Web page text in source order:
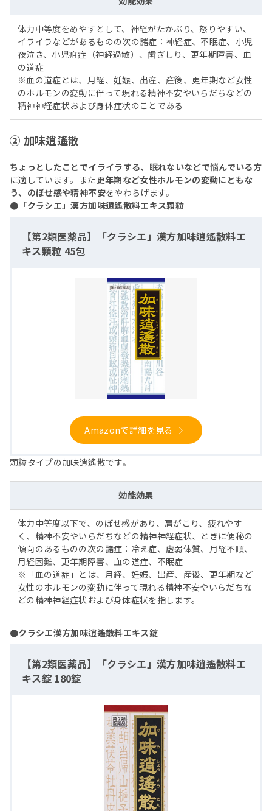
体力中等度をめやすとして、神経がたかぶり、怒りやすい、
イライラなどがあるものの次の諸症：神経症、不眠症、小児
夜泣き、小児疳症（神経過敏）、歯ぎしり、更年期障害、血
の道症
※血の道症とは、月経、妊娠、出産、産後、更年期など女性
のホルモンの変動に伴って現れる精神不安やいらだちなどの
精神神経症状および身体症状のことである
② 加味逍遙散
ちょっとしたことでイライラする、眠れないなどで悩んでいる方
に適しています。また更年期など女性ホルモンの変動にともな
う、のぼせ感や精神不安をやわらげます。
●「クラシエ」漢方加味逍遙散料エキス顆粒
【第2類医薬品】「クラシエ」漢方加味逍遙散料エ
キス顆粒 45包
Amazonで詳細を見る
顆粒タイプの加味逍遙散です。
効能効果
体力中等度以下で、のぼせ感があり、肩がこり、疲れやす
く、精神不安やいらだちなどの精神神経症状、ときに便秘の
傾向のあるものの次の諸症：冷え症、虚弱体質、月経不順、
月経困難、更年期障害、血の道症、不眠症
※「血の道症」とは、月経、妊娠、出産、産後、更年期など
女性のホルモンの変動に伴って現れる精神不安やいらだちな
どの精神神経症状および身体症状を指します。
●クラシエ漢方加味逍遙散料エキス錠
【第2類医薬品】「クラシエ」漢方加味逍遙散料エ
キス錠 180錠